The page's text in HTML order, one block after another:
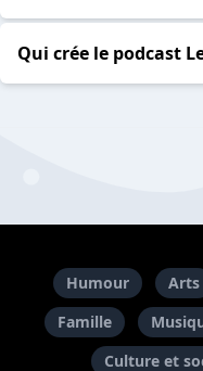
Qui crée le podcast
Humour Arts
Famille
Culture et